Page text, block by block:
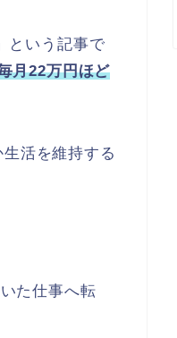
」という記事で
月22万円ほど
活を維持する
た仕事へ転